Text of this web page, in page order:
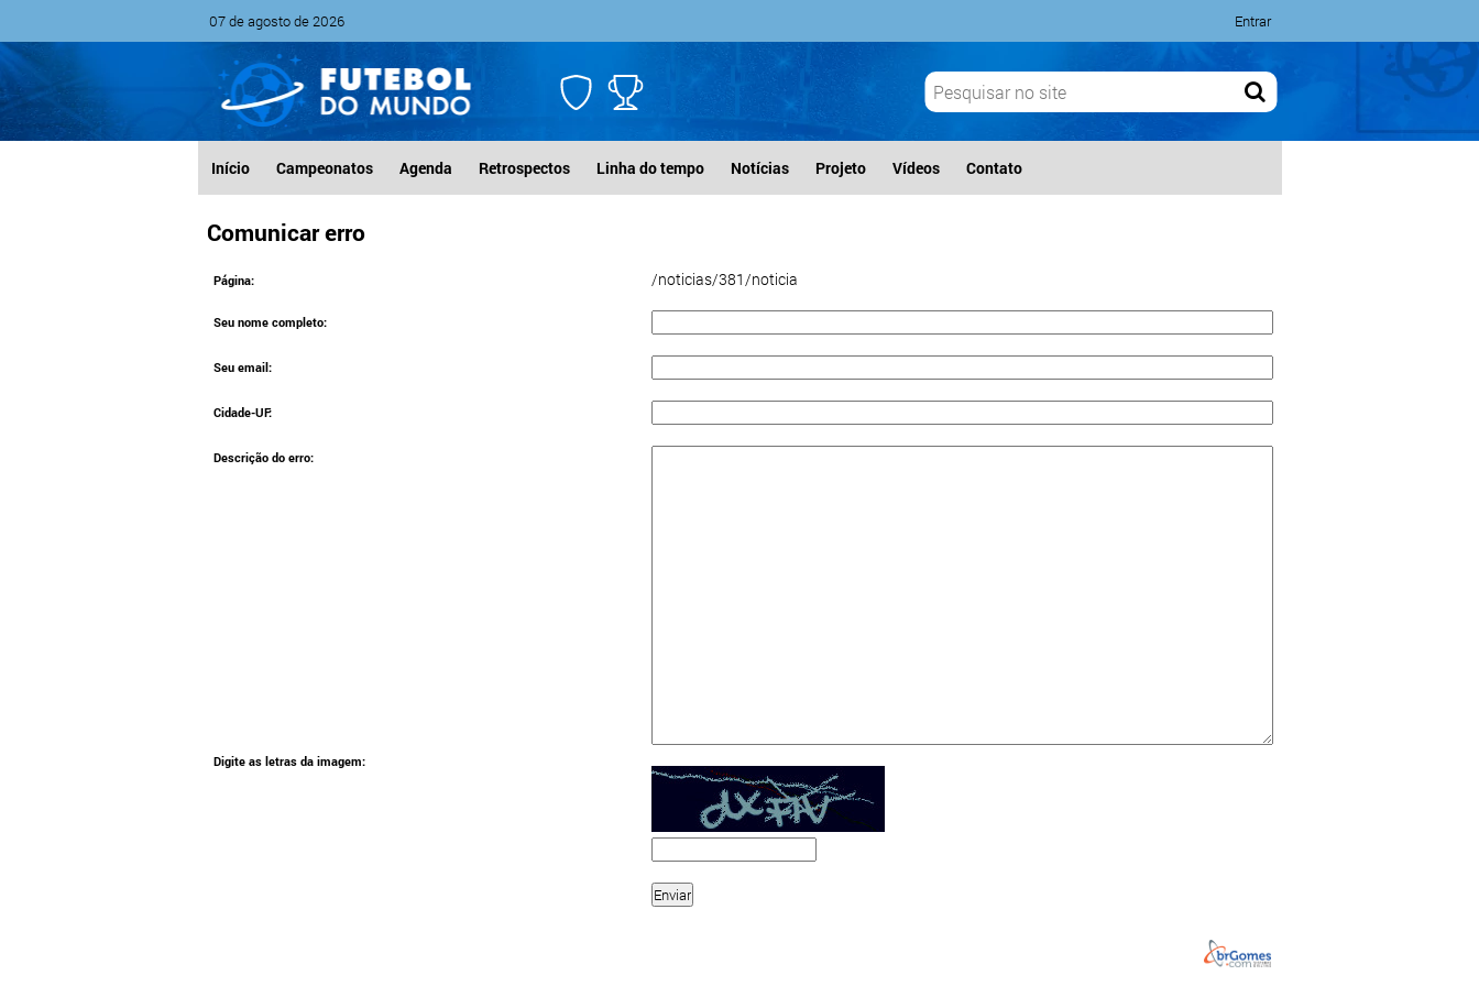
07 de agosto de 2026 Entrar
Início Campeonatos Agenda Retrospectos Linha do tempo Notícias Projeto Vídeos Contato
Comunicar erro
Página: /noticias/381/noticia
Seu nome completo:
Seu email:
Cidade-UF:
Descrição do erro:
Digite as letras da imagem: